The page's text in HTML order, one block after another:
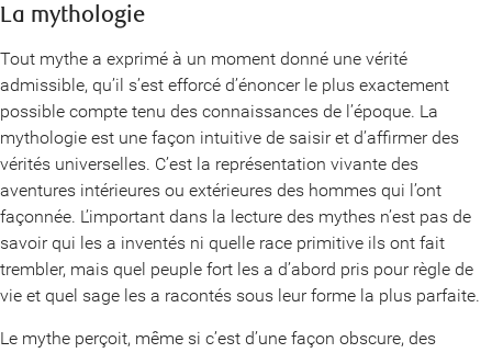
La mythologie
Tout mythe a exprimé à un moment donné une vérité
admissible, qu’il s’est efforcé d’énoncer le plus exactement
possible compte tenu des connaissances de l’époque. La
mythologie est une façon intuitive de saisir et d’affirmer des
vérités universelles. C’est la représentation vivante des
aventures intérieures ou extérieures des hommes qui l’ont
façonnée. L’important dans la lecture des mythes n’est pas de
savoir qui les a inventés ni quelle race primitive ils ont fait
trembler, mais quel peuple fort les a d’abord pris pour règle de
vie et quel sage les a racontés sous leur forme la plus parfaite.
Le mythe perçoit, même si c’est d’une façon obscure, des